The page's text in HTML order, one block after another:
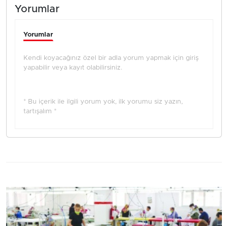
Yorumlar
Yorumlar
Kendi koyacağınız özel bir adla yorum yapmak için giriş
yapabilir veya kayıt olabilirsiniz.
* Bu içerik ile ilgili yorum yok, ilk yorumu siz yazın,
tartışalım *